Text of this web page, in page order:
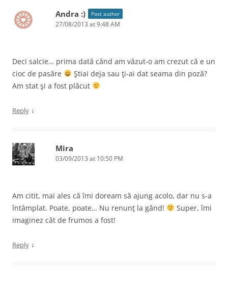
Andra :) Post author
27/08/2013 at 9:48 AM
Deci salcie… prima dată când am văzut-o am crezut că e un
cioc de pasăre
Ştiai deja sau ţi-ai dat seama din poză?
Am stat şi a fost plăcut
Reply ↓
Mira
03/09/2013 at 10:50 PM
Am citit, mai ales că îmi doream să ajung acolo, dar nu s-a
întâmplat. Poate, poate… Nu renunţ la gând!
Super, îmi
imaginez cât de frumos a fost!
Reply ↓